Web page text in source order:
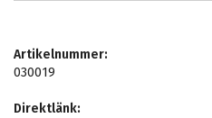
Artikelnummer:
030019
Direktlänk: